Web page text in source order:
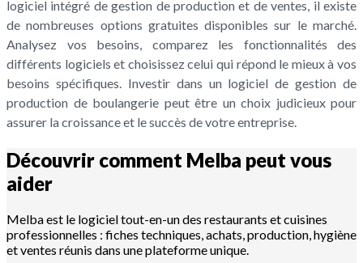
logiciel intégré de gestion de production et de ventes, il existe
de nombreuses options gratuites disponibles sur le marché.
Analysez vos besoins, comparez les fonctionnalités des
différents logiciels et choisissez celui qui répond le mieux à vos
besoins spécifiques. Investir dans un logiciel de gestion de
production de boulangerie peut être un choix judicieux pour
assurer la croissance et le succès de votre entreprise.
Découvrir comment Melba peut vous
aider
Melba est le logiciel tout-en-un des restaurants et cuisines
professionnelles : fiches techniques, achats, production, hygiène
et ventes réunis dans une plateforme unique.